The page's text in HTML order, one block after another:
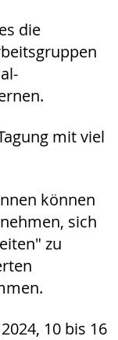
die
mit viel
können
sich
zu
10 bis 16